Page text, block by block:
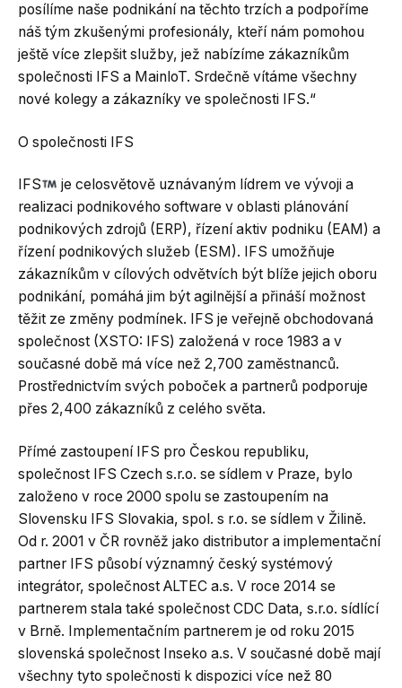
posílíme naše podnikání na těchto trzích a podpoříme
náš tým zkušenými profesionály, kteří nám pomohou
ještě více zlepšit služby, jež nabízíme zákazníkům
společnosti IFS a MainloT. Srdečně vítáme všechny
nové kolegy a zákazníky ve společnosti IFS.“
O společnosti IFS
IFS
je celosvětově uznávaným lídrem ve vývoji a
realizaci podnikového software v oblasti plánování
podnikových zdrojů (ERP), řízení aktiv podniku (EAM) a
řízení podnikových služeb (ESM). IFS umožňuje
zákazníkům v cílových odvětvích být blíže jejich oboru
podnikání, pomáhá jim být agilnější a přináší možnost
těžit ze změny podmínek. IFS je veřejně obchodovaná
společnost (XSTO: IFS) založená v roce 1983 a v
současné době má více než 2,700 zaměstnanců.
Prostřednictvím svých poboček a partnerů podporuje
přes 2,400 zákazníků z celého světa.
Přímé zastoupení IFS pro Českou republiku,
společnost IFS Czech s.r.o. se sídlem v Praze, bylo
založeno v roce 2000 spolu se zastoupením na
Slovensku IFS Slovakia, spol. s r.o. se sídlem v Žilině.
Od r. 2001 v ČR rovněž jako distributor a implementační
partner IFS působí významný český systémový
integrátor, společnost ALTEC a.s. V roce 2014 se
partnerem stala také společnost CDC Data, s.r.o. sídlící
v Brně. Implementačním partnerem je od roku 2015
slovenská společnost Inseko a.s. V současné době mají
všechny tyto společnosti k dispozici více než 80